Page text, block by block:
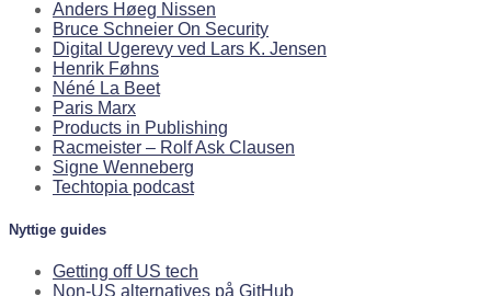
Anders Høeg Nissen
Bruce Schneier On Security
Digital Ugerevy ved Lars K. Jensen
Henrik Føhns
Néné La Beet
Paris Marx
Products in Publishing
Racmeister – Rolf Ask Clausen
Signe Wenneberg
Techtopia podcast
Nyttige guides
Getting off US tech
Non-US alternatives på GitHub